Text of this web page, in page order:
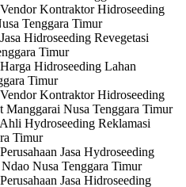
Kontraktor Hidroseeding
Tenggara Timur
Hidroseeding Revegetasi
Timur
Hidroseeding Lahan
Timur
Kontraktor Hidroseeding
Manggarai Nusa Tenggara Timur
Hydroseeding Reklamasi
Timur
Jasa Hydroseeding
Nusa Tenggara Timur
Jasa Hidroseeding